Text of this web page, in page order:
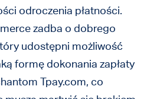
odroczenia płatności.
zadba o dobrego
udostępni możliwość
formę dokonania zapłaty
Tpay.com, co